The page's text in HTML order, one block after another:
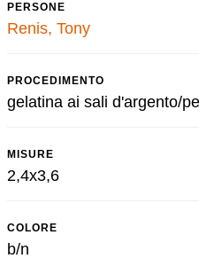
PERSONE
Renis, Tony
PROCEDIMENTO
gelatina ai sali d'argento/
MISURE
2,4x3,6
COLORE
b/n